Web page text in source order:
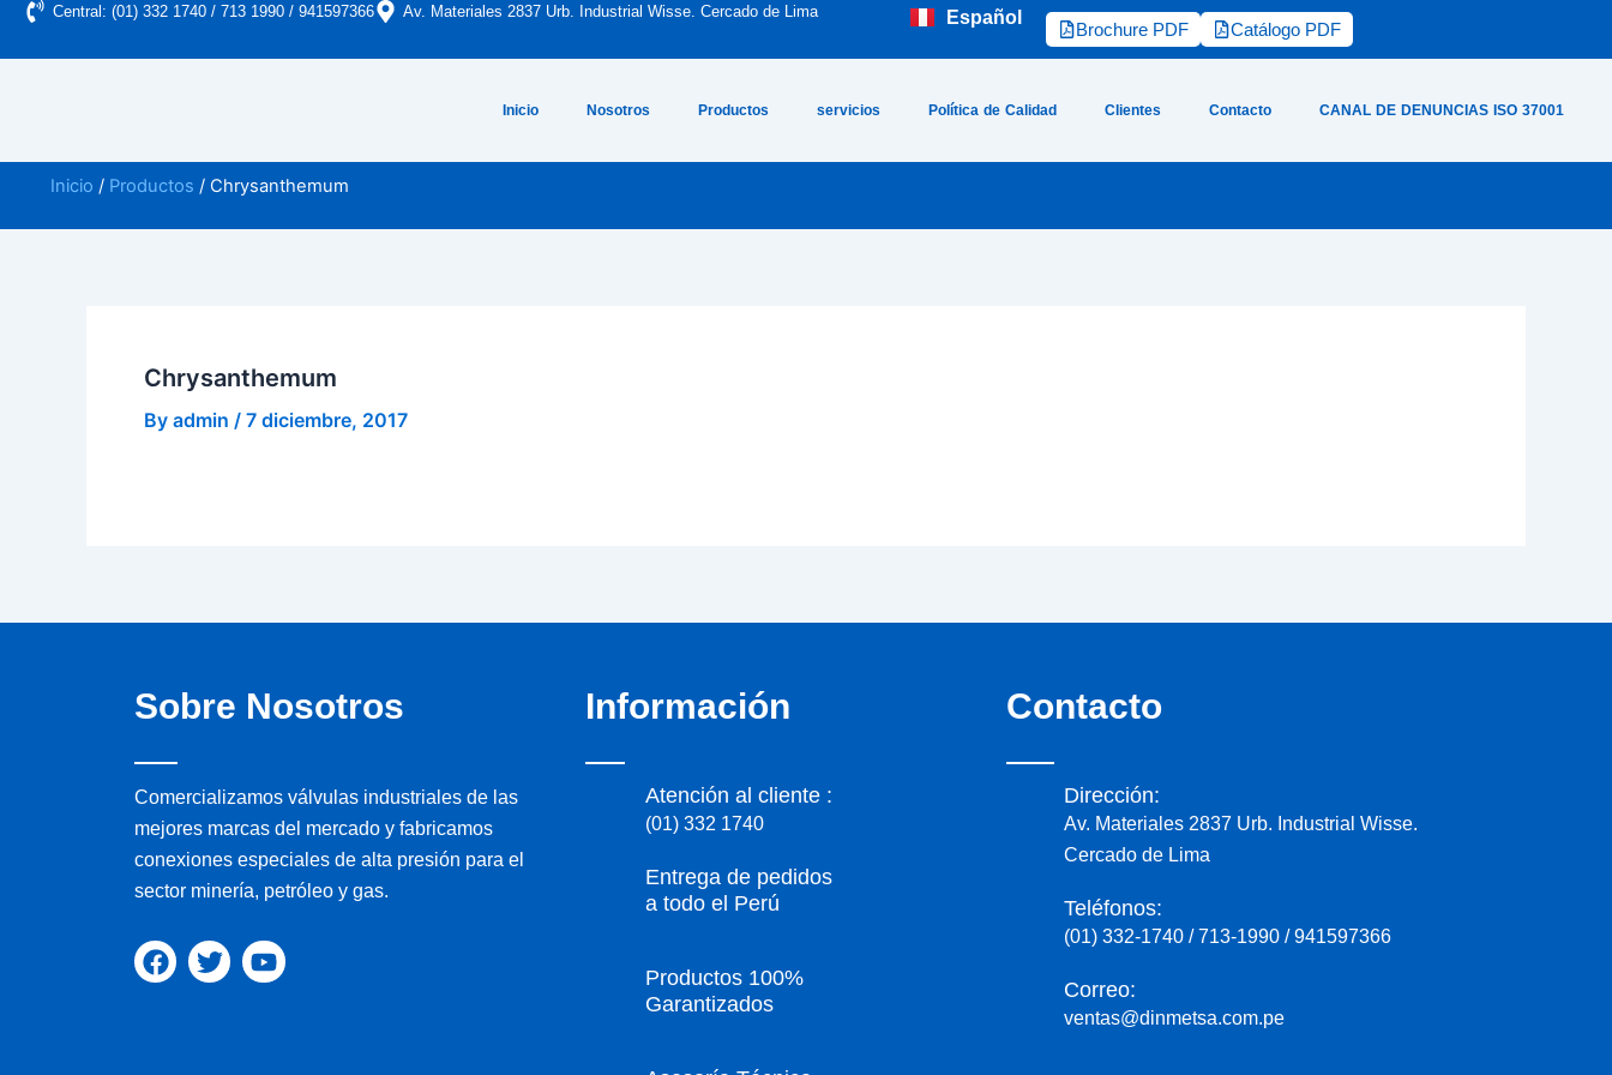
Saltar Central: (01) 332 1740 / 713 1990 / 941597366 Av. Materiales 2837 Urb. Industrial Wisse. Cercado de Lima Español
English Brochure PDF Catálogo PDF
Inicio Nosotros Productos servicios Política de Calidad Clientes Contacto CANAL DE DENUNCIAS ISO 37001
Inicio / Productos / Chrysanthemum
Chrysanthemum
By admin / 7 diciembre, 2017
Sobre Nosotros
Comercializamos válvulas industriales de las
mejores marcas del mercado y fabricamos
conexiones especiales de alta presión para el
sector minería, petróleo y gas.
F
a
T
w
Y
o
Información
Atención al cliente :
(01) 332 1740
Entrega de pedidos
a todo el Perú
Productos 100%
Garantizados
Contacto
Dirección:
Av. Materiales 2837 Urb. Industrial Wisse.
Cercado de Lima
Teléfonos:
(01) 332-1740 / 713-1990 / 941597366
Correo:
ventas@dinmetsa.com.pe